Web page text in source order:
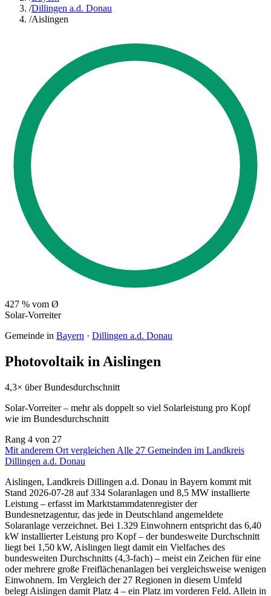
/Dillingen a.d. Donau
/Aislingen
427 % vom Ø
Solar-Vorreiter
Gemeinde in Bayern · Dillingen a.d. Donau
Photovoltaik in Aislingen
4,3× über Bundesdurchschnitt
Solar-Vorreiter – mehr als doppelt so viel Solarleistung pro Kopf
wie im Bundesdurchschnitt
Rang 4 von 27
Mit anderem Ort vergleichen Alle 27 Gemeinden im Landkreis
Dillingen a.d. Donau
Aislingen, Landkreis Dillingen a.d. Donau in Bayern kommt mit
Stand 2026-07-28 auf 334 Solaranlagen und 8,5 MW installierte
Leistung – erfasst im Marktstammdatenregister der
Bundesnetzagentur, das jede in Deutschland angemeldete
Solaranlage verzeichnet. Bei 1.329 Einwohnern entspricht das 6,40
kW installierter Leistung pro Kopf – der bundesweite Durchschnitt
liegt bei 1,50 kW, Aislingen liegt damit ein Vielfaches des
bundesweiten Durchschnitts (4,3-fach) – meist ein Zeichen für eine
oder mehrere große Freiflächenanlagen bei vergleichsweise wenigen
Einwohnern. Im Vergleich der 27 Regionen in diesem Umfeld
belegt Aislingen damit Platz 4 – ein Platz im vorderen Feld. Allein in